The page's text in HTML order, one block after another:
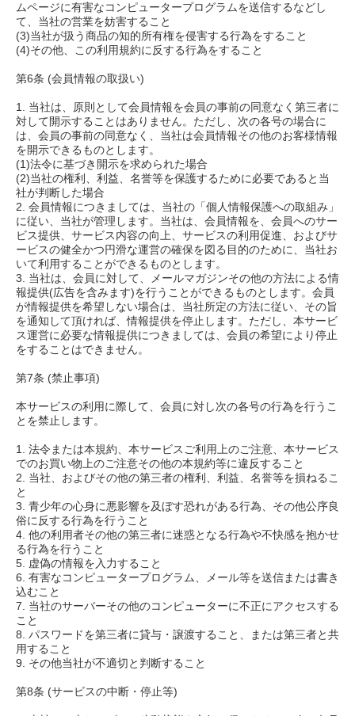
ムページに有害なコンピュータープログラムを送信するなどし
て、当社の営業を妨害すること
(3)当社が扱う商品の知的所有権を侵害する行為をすること
(4)その他、この利用規約に反する行為をすること
第6条 (会員情報の取扱い)
1. 当社は、原則として会員情報を会員の事前の同意なく第三者に
対して開示することはありません。ただし、次の各号の場合に
は、会員の事前の同意なく、当社は会員情報その他のお客様情報
を開示できるものとします。
(1)法令に基づき開示を求められた場合
(2)当社の権利、利益、名誉等を保護するために必要であると当
社が判断した場合
2. 会員情報につきましては、当社の「個人情報保護への取組み」
に従い、当社が管理します。当社は、会員情報を、会員へのサー
ビス提供、サービス内容の向上、サービスの利用促進、およびサ
ービスの健全かつ円滑な運営の確保を図る目的のために、当社お
いて利用することができるものとします。
3. 当社は、会員に対して、メールマガジンその他の方法による情
報提供(広告を含みます)を行うことができるものとします。会員
が情報提供を希望しない場合は、当社所定の方法に従い、その旨
を通知して頂ければ、情報提供を停止します。ただし、本サービ
ス運営に必要な情報提供につきましては、会員の希望により停止
をすることはできません。
第7条 (禁止事項)
本サービスの利用に際して、会員に対し次の各号の行為を行うこ
とを禁止します。
1. 法令または本規約、本サービスご利用上のご注意、本サービス
でのお買い物上のご注意その他の本規約等に違反すること
2. 当社、およびその他の第三者の権利、利益、名誉等を損ねるこ
と
3. 青少年の心身に悪影響を及ぼす恐れがある行為、その他公序良
俗に反する行為を行うこと
4. 他の利用者その他の第三者に迷惑となる行為や不快感を抱かせ
る行為を行うこと
5. 虚偽の情報を入力すること
6. 有害なコンピュータープログラム、メール等を送信または書き
込むこと
7. 当社のサーバーその他のコンピューターに不正にアクセスする
こと
8. パスワードを第三者に貸与・譲渡すること、または第三者と共
用すること
9. その他当社が不適切と判断すること
第8条 (サービスの中断・停止等)